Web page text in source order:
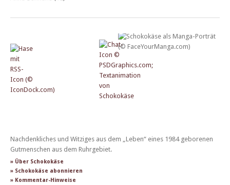
Nachdenkliches und Witziges aus dem „Leben“ eines 1984 geborenen
Gutmenschen aus dem Ruhrgebiet.
» Über Schokokäse
» Schokokäse abonnieren
» Kommentar-Hinweise